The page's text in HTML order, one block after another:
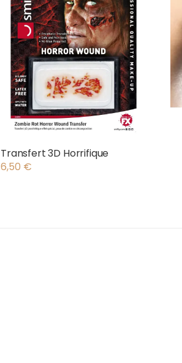
Transfert 3D Horrifique
6,50 €